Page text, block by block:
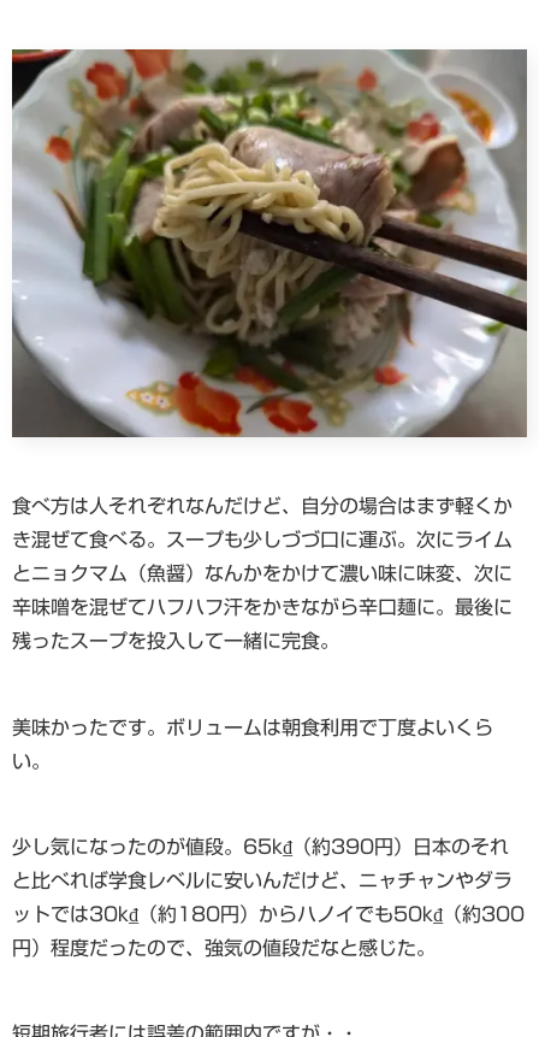
食べ方は人それぞれなんだけど、自分の場合はまず軽くか
き混ぜて食べる。スープも少しづづ口に運ぶ。次にライム
とニョクマム（魚醤）なんかをかけて濃い味に味変、次に
辛味噌を混ぜてハフハフ汗をかきながら辛口麺に。最後に
残ったスープを投入して一緒に完食。
美味かったです。ボリュームは朝食利用で丁度よいくら
い。
少し気になったのが値段。65k₫（約390円）日本のそれ
と比べれば学食レベルに安いんだけど、ニャチャンやダラ
ットでは30k₫（約180円）からハノイでも50k₫（約300
円）程度だったので、強気の値段だなと感じた。